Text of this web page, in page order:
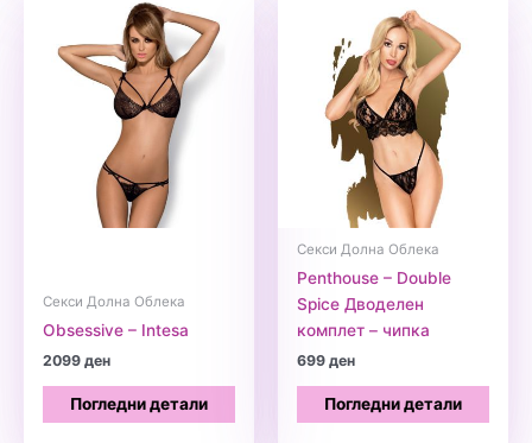
Секси Долна Облека
Obsessive – Intesa
2099ден
Погледни детали
Секси Долна Облека
Penthouse – Double
Spice Дводелен
комплет – чипка
699ден
Погледни детали